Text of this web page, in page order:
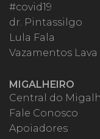
#covid19
dr. Pintassilgo
Lula Fala
Vazamentos Lava
MIGALHEIRO
Central do
Fale Conosco
Apoiadores